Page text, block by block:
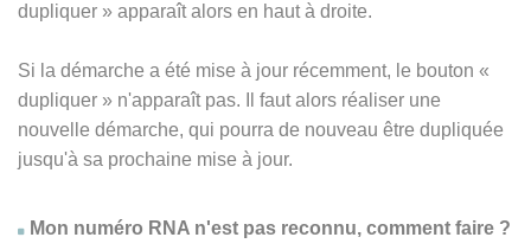
dupliquer » apparaît alors en haut à droite.
Si la démarche a été mise à jour récemment, le bouton «
dupliquer » n'apparaît pas. Il faut alors réaliser une
nouvelle démarche, qui pourra de nouveau être dupliquée
jusqu'à sa prochaine mise à jour.
Mon numéro RNA n'est pas reconnu, comment faire ?